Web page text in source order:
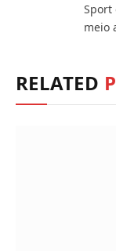
Sport
meio
RELATED